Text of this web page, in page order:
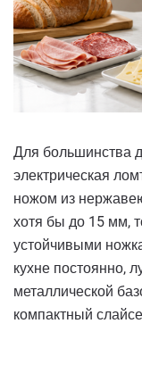
Для большинства
электрическая
ножом из
хотя бы до 15 мм,
устойчивыми
кухне постоянно,
металлической
компактный